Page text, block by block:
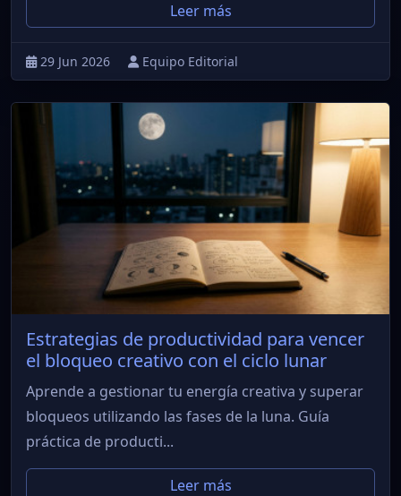
Leer más
29 Jun 2026 Equipo Editorial
Estrategias de productividad para vencer
el bloqueo creativo con el ciclo lunar
Aprende a gestionar tu energía creativa y superar
bloqueos utilizando las fases de la luna. Guía
práctica de producti...
Leer más